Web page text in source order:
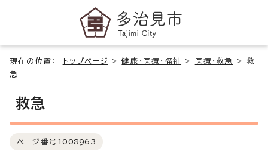
現在の位置： トップページ >健康・医療・福祉 > 医療・救急 >救
急
救急
ページ番号 1008963